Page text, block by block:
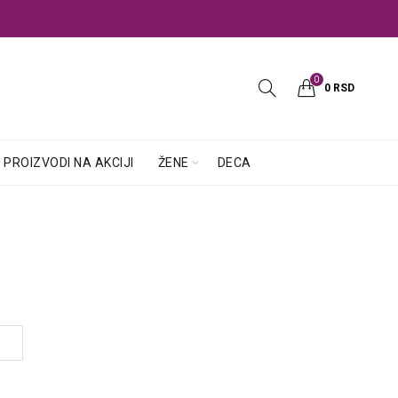
0
0 RSD
PROIZVODI NA AKCIJI ŽENE DECA